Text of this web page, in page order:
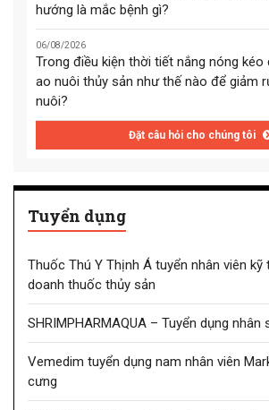
hướng là mắc bệnh gì?
06/08/2026
Trong điều kiện thời tiết nắng nóng kéo
ao nuôi thủy sản như thế nào để giảm
nuôi?
Đặt câu hỏi cho chúng tôi
Tuyển dụng
Thuốc Thú Y Thịnh Á tuyển nhân viên kỹ
doanh thuốc thủy sản
SHRIMPHARMAQUA – Tuyển dụng nhân
Vemedim tuyển dụng nam nhân viên
cưng